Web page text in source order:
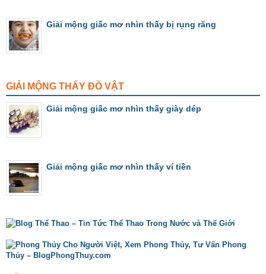
Giải mộng giấc mơ nhìn thấy bị rụng răng
GIẢI MỘNG THẤY ĐỒ VẬT
Giải mộng giấc mơ nhìn thấy giày dép
Giải mộng giấc mơ nhìn thấy ví tiền